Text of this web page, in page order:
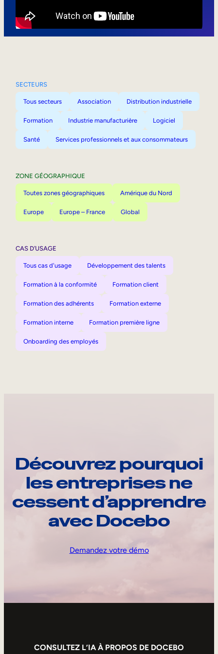
SECTEURS
Tous secteurs Association Distribution industrielle
Formation Industrie manufacturière Logiciel
Santé Services professionnels et aux consommateurs
ZONE GÉOGRAPHIQUE
Toutes zones géographiques Amérique du Nord
Europe Europe – France Global
CAS D’USAGE
Tous cas d'usage Développement des talents
Formation à la conformité Formation client
Formation des adhérents Formation externe
Formation interne Formation première ligne
Onboarding des employés
Découvrez pourquoi
les entreprises ne
cessent d’apprendre
avec Docebo
Demandez votre démo
CONSULTEZ L’IA À PROPOS DE DOCEBO